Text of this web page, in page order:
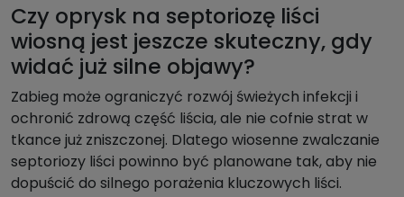
Czy oprysk na septoriozę liści
wiosną jest jeszcze skuteczny, gdy
widać już silne objawy?
Zabieg może ograniczyć rozwój świeżych infekcji i
ochronić zdrową część liścia, ale nie cofnie strat w
tkance już zniszczonej. Dlatego wiosenne zwalczanie
septoriozy liści powinno być planowane tak, aby nie
dopuścić do silnego porażenia kluczowych liści.